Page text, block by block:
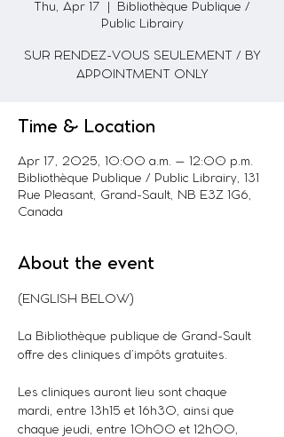
Thu, Apr 17
Bibliothèque Publique /
Public Librairy
SUR RENDEZ-VOUS SEULEMENT / BY
APPOINTMENT ONLY
Time & Location
Apr 17, 2025, 10:00 a.m. – 12:00 p.m.
Bibliothèque Publique / Public Librairy, 131
Rue Pleasant, Grand-Sault, NB E3Z 1G6,
Canada
About the event
(ENGLISH BELOW)
La Bibliothèque publique de Grand-Sault
offre des cliniques d’impôts gratuites.
Les cliniques auront lieu sont chaque
mardi, entre 13h15 et 16h30, ainsi que
chaque jeudi, entre 10h00 et 12h00,